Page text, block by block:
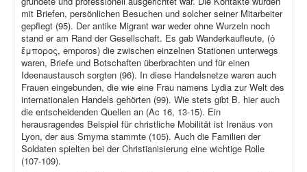
mit Briefen, persönlichen Besuchen und solcher seiner Mitarbeiter
gepflegt (95). Der antike Migrant war weder ohne Wurzeln noch
stand er am Rand der Gesellschaft. Es gab Wanderkaufleute, (ὁ
ἔμπορος, emporos) die zwischen einzelnen Stationen unterwegs
waren, Briefe und Botschaften überbrachten und für einen
Ideenaustausch sorgten (96). In diese Handelsnetze waren auch
Frauen eingebunden, die wie eine Frau namens Lydia zur Welt des
internationalen Handels gehörten (99). Wie stets gibt B. hier auch
die entscheidenden Quellen an (Ac 16, 13-15). Ein
herausragendes Beispiel für christliche Mobilität ist Irenäus von
Lyon, der aus Smyrna stammte (105). Auch die Familien der
Soldaten spielten bei der Christianisierung eine wichtige Rolle
(107-109).